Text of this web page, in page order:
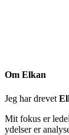
Om Elkan
Jeg har drevet
Mit fokus er
ydelser er